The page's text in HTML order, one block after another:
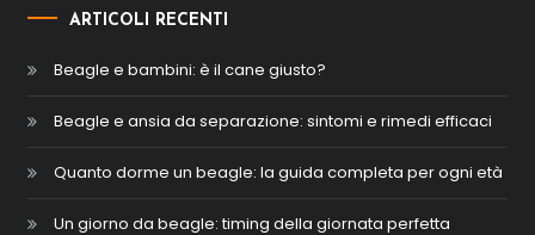
ARTICOLI RECENTI
Beagle e bambini: è il cane giusto?
Beagle e ansia da separazione: sintomi e rimedi efficaci
Quanto dorme un beagle: la guida completa per ogni età
Un giorno da beagle: timing della giornata perfetta